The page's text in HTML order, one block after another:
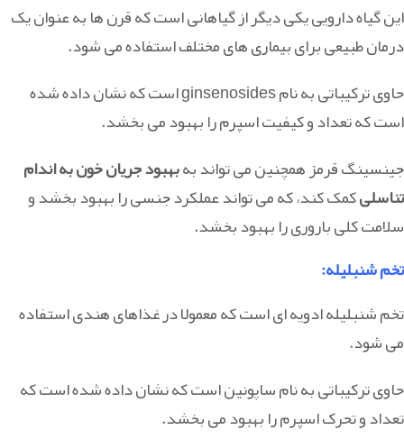
این گیاه دارویی یکی دیگر از گیاهانی است که قرن ها به عنوان یک
درمان طبیعی برای بیماری های مختلف استفاده می شود.
حاوی ترکیباتی به نام ginsenosides است که نشان داده شده
است که تعداد و کیفیت اسپرم را بهبود می بخشد.
جینسینگ قرمز همچنین می تواند بهبهبود جریان خون به اندام
تناسلیکمک کند، که می تواند عملکرد جنسی را بهبود بخشد و
سلامت کلی باروری را بهبود بخشد.
تخم شنبلیله:
تخم شنبلیله ادویه ای است که معمولا در غذاهای هندی استفاده
می شود.
حاوی ترکیباتی به نام ساپونین است که نشان داده شده است که
تعداد و تحرک اسپرم را بهبود می بخشد.